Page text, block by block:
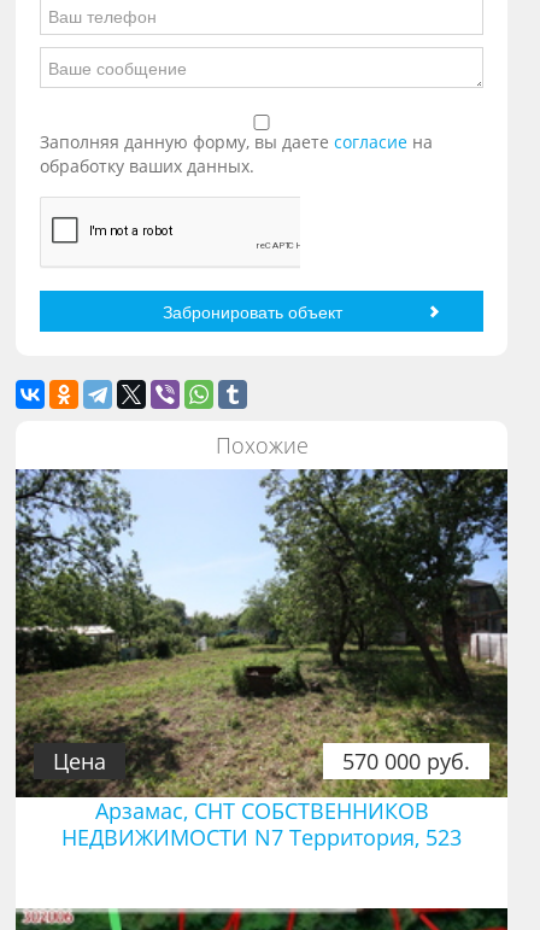
Заполняя данную форму, вы даетесогласие на
обработку ваших данных.
Похожие
570 000 руб.
Цена
Арзамас, СНТ СОБСТВЕННИКОВ
НЕДВИЖИМОСТИ N7 Территория, 523